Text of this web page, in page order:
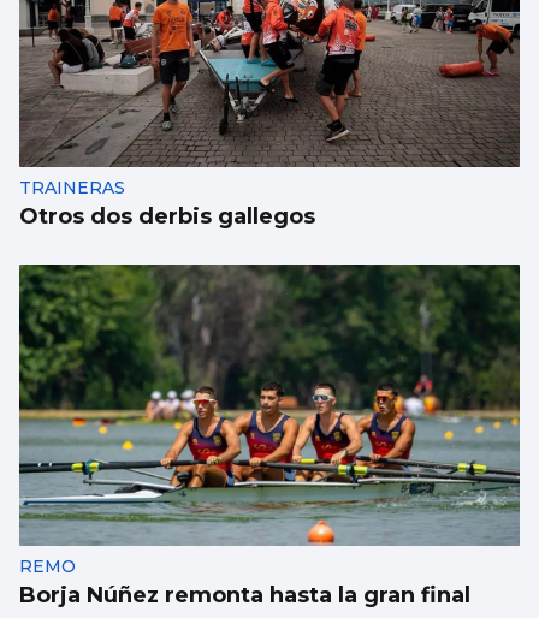
TRAINERAS
Otros dos derbis gallegos
REMO
Borja Núñez remonta hasta la gran final